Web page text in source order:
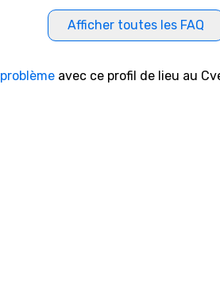
Afficher toutes les FAQ
avec ce profil de lieu au